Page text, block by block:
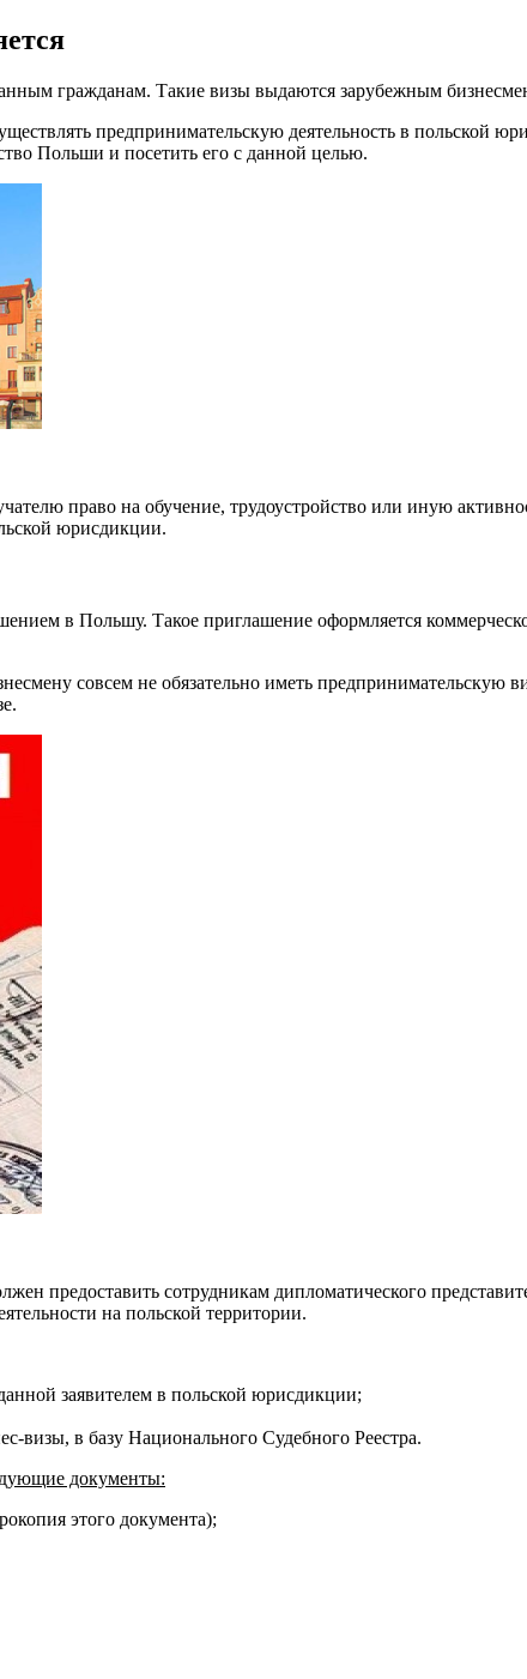
гражданам. Такие визы выдаются зарубежным
предпринимательскую деятельность в польской
Польши и посетить его с данной целью.
право на обучение, трудоустройство или иную
юрисдикции.
в Польшу. Такое приглашение оформляется
совсем не обязательно иметь предпринимательскую
предоставить сотрудникам дипломатического
на польской территории.
заявителем в польской юрисдикции;
визы, в базу Национального Судебного Реестра.
документы:
этого документа);